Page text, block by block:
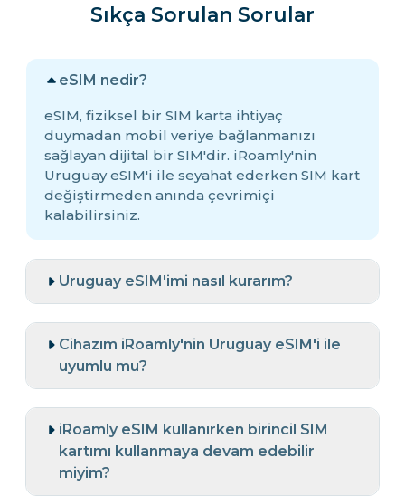
Sıkça Sorulan Sorular
eSIM nedir?
eSIM, fiziksel bir SIM karta ihtiyaç
duymadan mobil veriye bağlanmanızı
sağlayan dijital bir SIM'dir. iRoamly'nin
Uruguay eSIM'i ile seyahat ederken SIM kart
değiştirmeden anında çevrimiçi
kalabilirsiniz.
Uruguay eSIM'imi nasıl kurarım?
Cihazım iRoamly'nin Uruguay eSIM'i ile
uyumlu mu?
iRoamly eSIM kullanırken birincil SIM
kartımı kullanmaya devam edebilir
miyim?